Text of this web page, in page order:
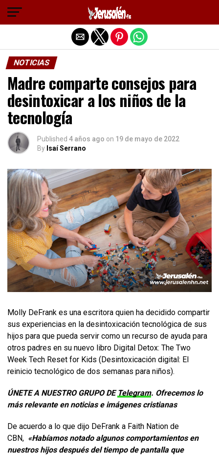
NOTICIAS
Madre comparte consejos para
desintoxicar a los niños de la
tecnología
Published 4 años ago on 19 de mayo de 2022
By Isaí Serrano
Molly DeFrank es una escritora quien ha decidido compartir
sus experiencias en la desintoxicación tecnológica de sus
hijos para que pueda servir como un recurso de ayuda para
otros padres en su nuevo libro Digital Detox: The Two
Week Tech Reset for Kids (Desintoxicación digital: El
reinicio tecnológico de dos semanas para niños).
ÚNETE A NUESTRO GRUPO DETelegram. Ofrecemos lo
más relevante en noticias e imágenes cristianas
De acuerdo a lo que dijo DeFrank a Faith Nation de
CBN, «Habíamos notado algunos comportamientos en
nuestros hijos después del tiempo de pantalla que
Salir de la versión móvil